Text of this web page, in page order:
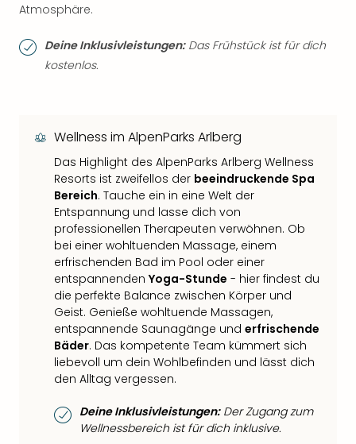
Atmosphäre.
Deine Inklusivleistungen:Das Frühstück ist für dich
kostenlos.
Wellness im AlpenParks Arlberg
Das Highlight des AlpenParks Arlberg Wellness
Resorts ist zweifellos der beeindruckende Spa
Bereich. Tauche ein in eine Welt der
Entspannung und lasse dich von
professionellen Therapeuten verwöhnen. Ob
bei einer wohltuenden Massage, einem
erfrischenden Bad im Pool oder einer
entspannendenYoga-Stunde - hier findest du
die perfekte Balance zwischen Körper und
Geist. Genieße wohltuende Massagen,
entspannende Saunagänge und erfrischende
Bäder. Das kompetente Team kümmert sich
liebevoll um dein Wohlbefinden und lässt dich
den Alltag vergessen.
Deine Inklusivleistungen:Der Zugang zum
Wellnessbereich ist für dich inklusive.